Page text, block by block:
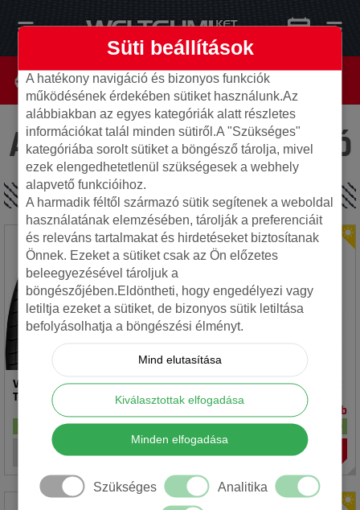
Az oldal nem található
SPECIÁLIS AJÁNLATOK
Vredestein 195/65R15 91T T-
TRAC 2 DOT23
17 db
Rotalla 195/65R15 91V RH02
14 990 Ft/ db
raktáron
Süti beállítások
A hatékony navigáció és bizonyos funkciók
működésének érdekében sütiket használunk.Az
alábbiakban az egyes kategóriák alatt részletes
információkat talál minden sütiről.A "Szükséges"
kategóriába sorolt sütiket a böngésző tárolja, mivel
ezek elengedhetetlenül szükségesek a webhely
alapvető funkcióihoz.
A harmadik féltől származó sütik segítenek a weboldal
használatának elemzésében, tárolják a preferenciáit
és releváns tartalmakat és hirdetéseket biztosítanak
Önnek. Ezeket a sütiket csak az Ön előzetes
beleegyezésével tároljuk a
böngészőjében.Eldöntheti, hogy engedélyezi vagy
letiltja ezeket a sütiket, de bizonyos sütik letiltása
befolyásolhatja a böngészési élményt.
Mind elutasítása
Kiválasztottak elfogadása
Minden elfogadása
Szükséges Analitika